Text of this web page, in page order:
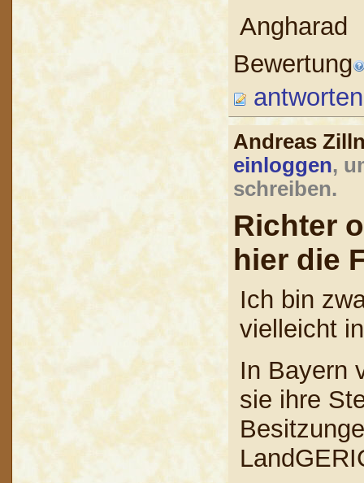
Angharad
Bewertung
antworten
Andreas
einloggen,
schreiben.
Richter
hier die
Ich bin
vielleicht
In Bayern
sie ihre